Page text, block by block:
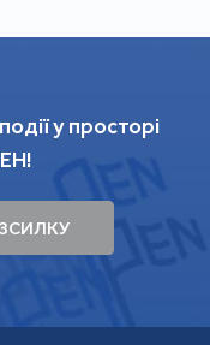
у просторі